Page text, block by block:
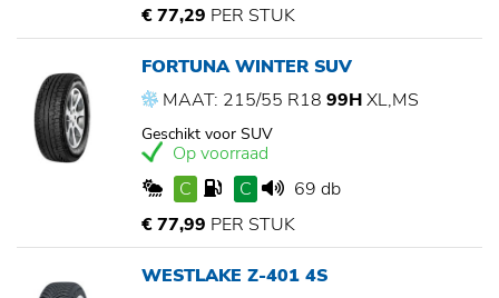
€ 77,29 PER STUK
FORTUNA WINTER SUV
MAAT: 215/55 R18 99HXL,MS
Geschikt voor SUV
Op voorraad
C
C
69 db
€ 77,99 PER STUK
WESTLAKE Z-401 4S